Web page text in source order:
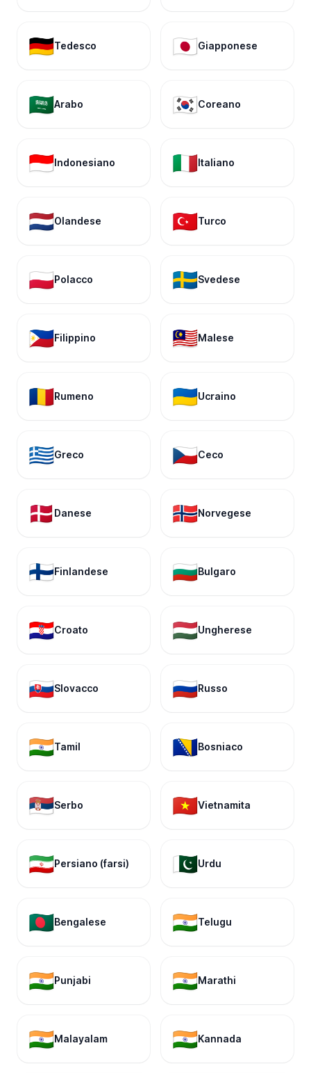
🇩🇪Tedesco 🇯🇵Giapponese
🇸🇦Arabo 🇰🇷Coreano
🇮🇩Indonesiano 🇮🇹Italiano
🇳🇱Olandese 🇹🇷Turco
🇵🇱Polacco 🇸🇪Svedese
🇵🇭Filippino 🇲🇾Malese
🇷🇴Rumeno 🇺🇦Ucraino
🇬🇷Greco 🇨🇿Ceco
🇩🇰 Danese 🇳🇴Norvegese
🇫🇮Finlandese 🇧🇬Bulgaro
🇭🇷Croato 🇭🇺Ungherese
🇸🇰Slovacco 🇷🇺Russo
🇮🇳Tamil 🇧🇦Bosniaco
🇷🇸Serbo 🇻🇳Vietnamita
🇮🇷Persiano (farsi) 🇵🇰Urdu
🇧🇩Bengalese 🇮🇳Telugu
🇮🇳Punjabi 🇮🇳Marathi
🇮🇳Malayalam 🇮🇳Kannada